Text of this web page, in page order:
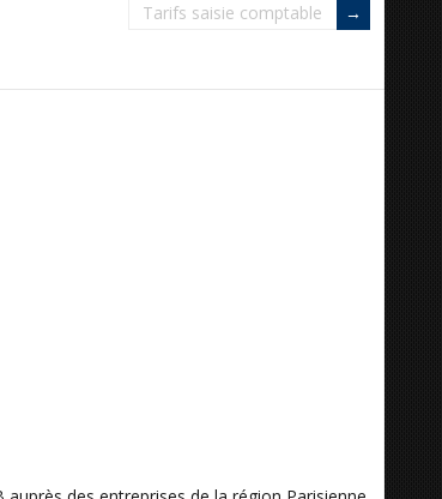
Tarifs saisie comptable